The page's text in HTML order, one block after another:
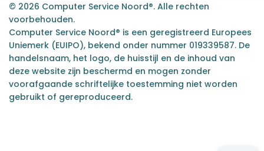
© 2026 Computer Service Noord®. Alle rechten
voorbehouden.
Computer Service Noord® is een geregistreerd Europees
Uniemerk (EUIPO), bekend onder nummer 019339587. De
handelsnaam, het logo, de huisstijl en de inhoud van
deze website zijn beschermd en mogen zonder
voorafgaande schriftelijke toestemming niet worden
gebruikt of gereproduceerd.